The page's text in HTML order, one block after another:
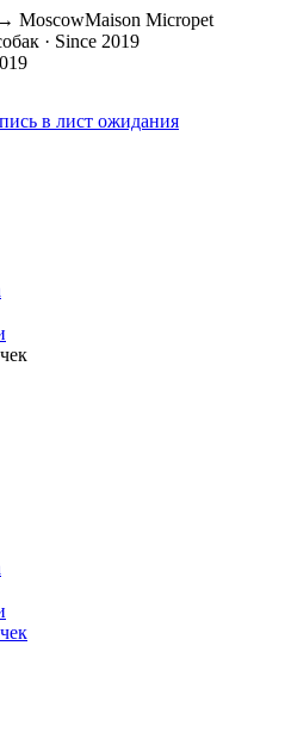
MoscowMaison Micropet
· Since 2019
в лист ожидания